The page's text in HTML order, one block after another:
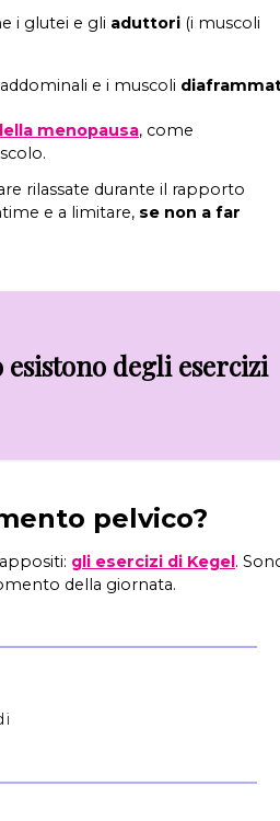
i glutei e gli aduttori (i muscoli
e i muscoli
menopausa, come
rilassate durante il rapporto
e a limitare, se non a far
degli esercizi
pelvico?
gli esercizi di Kegel.
della giornata.